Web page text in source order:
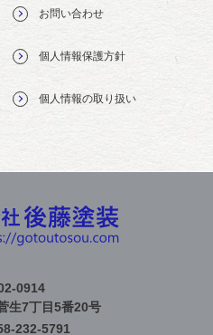
お問い合わせ
個人情報保護方針
個人情報の取り扱い
0914
生7丁目5番20号
232-5791